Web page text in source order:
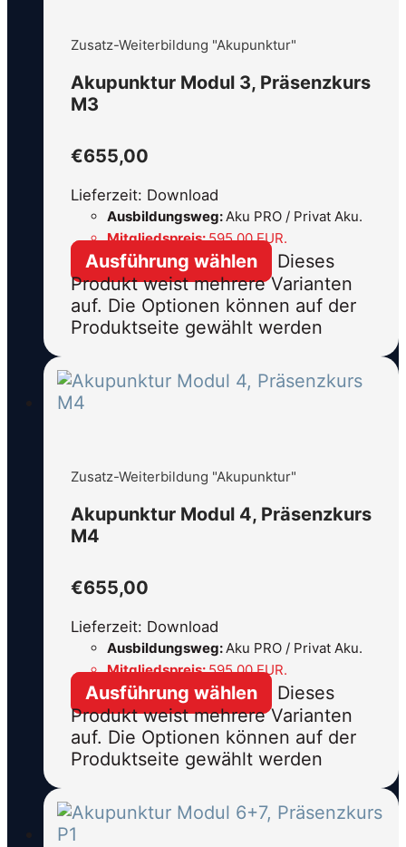
Zusatz-Weiterbildung "Akupunktur"
Akupunktur Modul 3, Präsenzkurs
M3
€655,00
Lieferzeit: Download
Ausbildungsweg:Aku PRO / Privat Aku.
Mitgliedspreis:595,00 EUR.
Ausführung wählen
Dieses
Produkt weist mehrere Varianten
auf. Die Optionen können auf der
Produktseite gewählt werden
Zusatz-Weiterbildung "Akupunktur"
Akupunktur Modul 4, Präsenzkurs
M4
€655,00
Lieferzeit: Download
Ausbildungsweg: Aku PRO / Privat Aku.
Mitgliedspreis:595,00 EUR.
Ausführung wählen
Dieses
Produkt weist mehrere Varianten
auf. Die Optionen können auf der
Produktseite gewählt werden